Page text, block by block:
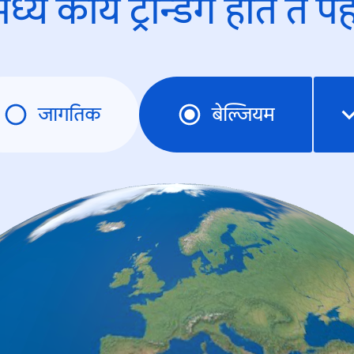
काय ट्रेन्डिंंग होते ते
जागतिक बेल्जियम